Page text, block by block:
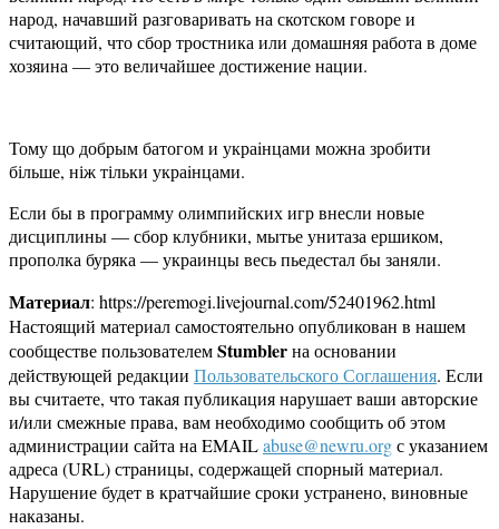
народ, начавший разговаривать на скотском говоре и
считающий, что сбор тростника или домашняя работа в доме
хозяина — это величайшее достижение нации.
Тому що добрым батогом и украiнцами можна зробити
більше, ніж тільки украiнцами.
Если бы в программу олимпийских игр внесли новые
дисциплины — сбор клубники, мытье унитаза ершиком,
прополка буряка — украинцы весь пьедестал бы заняли.
Материал: https://peremogi.livejournal.com/52401962.html
Настоящий материал самостоятельно опубликован в нашем
сообществе пользователемStumblerна основании
действующей редакции Пользовательского Соглашения. Если
вы считаете, что такая публикация нарушает ваши авторские
и/или смежные права, вам необходимо сообщить об этом
администрации сайта на EMAILabuse@newru.orgс указанием
адреса (URL) страницы, содержащей спорный материал.
Нарушение будет в кратчайшие сроки устранено, виновные
наказаны.